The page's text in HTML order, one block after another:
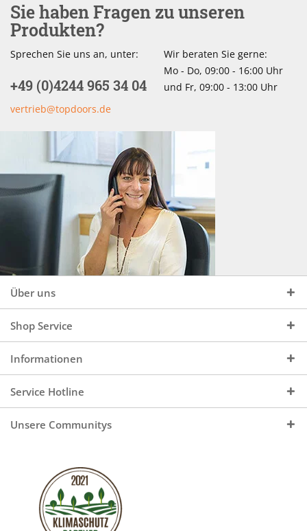
Sie haben Fragen zu unseren
Produkten?
Sprechen Sie uns an, unter:
+49 (0)4244 965 34 04
vertrieb@topdoors.de
Wir beraten Sie gerne:
Mo - Do, 09:00 - 16:00 Uhr
und Fr, 09:00 - 13:00 Uhr
Über uns
Shop Service
Informationen
Service Hotline
Unsere Communitys